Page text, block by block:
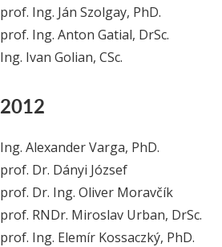
prof. Ing. Ján Szolgay, PhD.
prof. Ing. Anton Gatial, DrSc.
Ing. Ivan Golian, CSc.
2012
Ing. Alexander Varga, PhD.
prof. Dr. Dányi József
prof. Dr. Ing. Oliver Moravčík
prof. RNDr. Miroslav Urban, DrSc.
prof. Ing. Elemír Kossaczký, PhD.